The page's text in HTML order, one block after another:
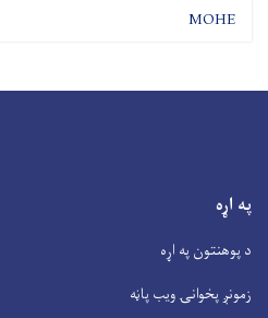
MOHE
په اړه
د پوهنتون په اړه
زمونږ پخوانۍ ویب پاڼه